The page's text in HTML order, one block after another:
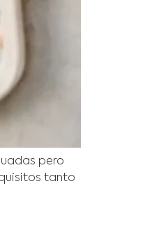
pero
tanto